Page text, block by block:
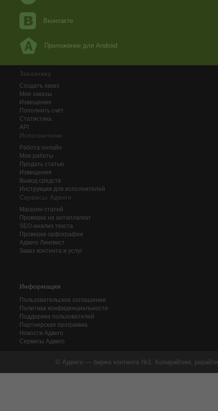
Вконтакте
Приложение для Android
Заказчику
Создать заказ
Мои заказы
Извещения
Пополнить счёт
Статистика
API
Исполнителю
Работа онлайн
Мои работы
Продать статью
Извещения
Вывод средств
Инструкции для исполнителей
Сервисы Адвего
Магазин статей
Проверка на антиплагиат
SEO-анализ текста
Проверка орфографии
Адвего Лингвист
Заказ контента и услуг
Информация
Пользовательское соглашение
Политика конфиденциальности
Поддержка пользователей
Партнерская программа
Новости Адвего
Сервисы Адвего
© Адвего — биржа контента №1. Копирайтинг,